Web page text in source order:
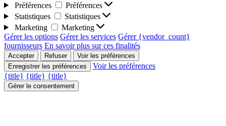
Préférences
Préférences
Statistiques
Statistiques
Marketing
Marketing
Gérer les options Gérer les services Gérer {vendor_count}
fournisseurs En savoir plus sur ces finalités
Accepter Refuser
Voir les préférences
Enregistrer les préférences
Voir les préférences
{title} {title} {title}
Gérer le consentement